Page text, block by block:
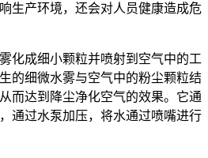
生产环境，还会对人员健康造成危
化成细小颗粒并喷射到空气中的工
的细微水雾与空气中的粉尘颗粒结
而达到降尘净化空气的效果。它通
通过水泵加压，将水通过喷嘴进行